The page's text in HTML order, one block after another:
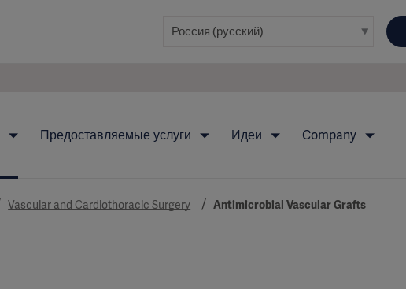
Предоставляемые услуги Идеи Company
Vascular and Cardiothoracic Surgery Antimicrobial Vascular Grafts